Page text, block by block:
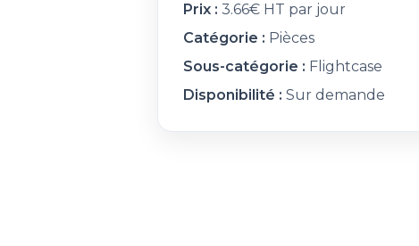
Prix : 3.66€ HT par jour
Catégorie : Pièces
Sous-catégorie : Flightcase
Disponibilité : Sur demande